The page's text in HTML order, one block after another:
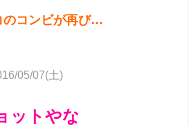
のコンビが再び…
05/07(土)
ットやな